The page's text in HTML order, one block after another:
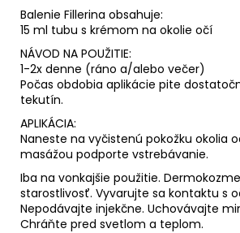
Balenie Fillerina obsahuje:
15 ml tubu s krémom na okolie očí
NÁVOD NA POUŽITIE:
1-2x denne (ráno a/alebo večer)
Počas obdobia aplikácie pite
tekutín.
APLIKÁCIA:
Naneste na vyčistenú pokožku okolia
masážou podporte vstrebávanie.
Iba na vonkajšie použitie.
starostlivosť. Vyvarujte sa kontaktu s
Nepodávajte injekčne. Uchovávajte
Chráňte pred svetlom a teplom.